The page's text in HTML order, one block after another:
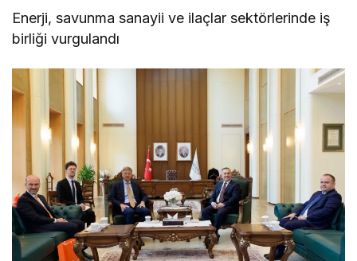
Enerji, savunma sanayii ve ilaçlar sektörlerinde iş
birliği vurgulandı